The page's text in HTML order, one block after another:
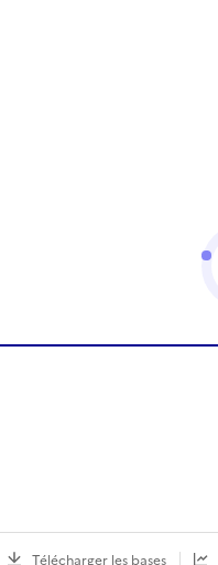
Télécharger les bases